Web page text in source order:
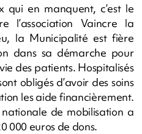
qui en manquent, c’est le
l’association Vaincre la
la Municipalité est fière
dans sa démarche pour
des patients. Hospitalisés
obligés d’avoir des soins
les aide financièrement.
de mobilisation a
000 euros de dons.